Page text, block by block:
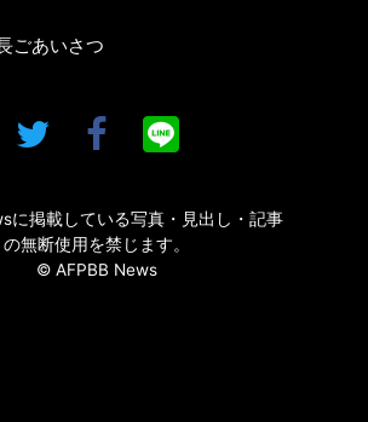
ごあいさつ
に掲載している写真・見出し・記事
の無断使用を禁じます。
© AFPBB News